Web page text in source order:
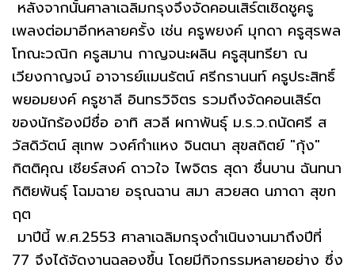
หลังจากนั้นศาลาเฉลิมกรุงจึงจัดคอนเสิร์ตเชิดชูครู
เพลงต่อมาอีกหลายครั้ง เช่น ครูพยงค์ มุกดา ครูสุรพล
โทณะวณิก ครูสมาน กาญจนะผลิน ครูสุนทรียา ณ
เวียงกาญจน์ อาจารย์แมนรัตน์ ศรีกรานนท์ ครูประสิทธิ์
พยอมยงค์ ครูชาลี อินทรวิจิตร รวมถึงจัดคอนเสิร์ต
ของนักร้องมีชื่อ อาทิ สวลี ผกาพันธุ์ ม.ร.ว.ถนัดศรี ส
วัสดิวัตน์ สุเทพ วงศ์กำแหง จินตนา สุขสถิตย์ "กุ้ง"
กิตติคุณ เชียร์สงค์ ดาวใจ ไพจิตร สุดา ชื่นบาน ฉันทนา
กิติยพันธุ์ โฉมฉาย อรุณฉาน สมา สวยสด นภาดา สุขก
ฤต
มาปีนี้ พ.ศ.2553 ศาลาเฉลิมกรุงดำเนินงานมาถึงปีที่
77 จึงได้จัดงานฉลองขึ้น โดยมีกิจกรรมหลายอย่าง ซึ่ง